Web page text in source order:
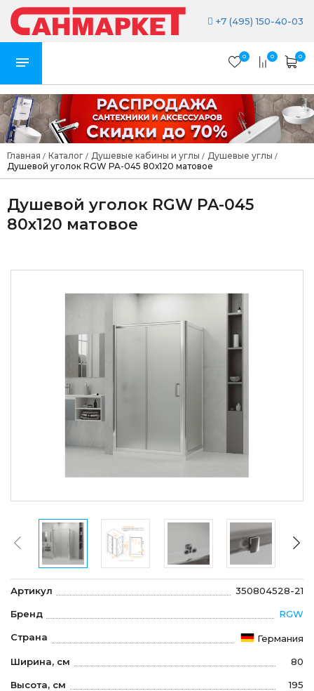
+7 (495) 150-40-03
0 0 0
Главная / Каталог / Душевые кабины и углы / Душевые углы /
Душевой уголок RGW PA-045 80х120 матовое
Душевой уголок RGW PA-045
80х120 матовое
Артикул 350804528-21
Бренд RGW
Страна Германия
Ширина, см 80
Высота, см 195